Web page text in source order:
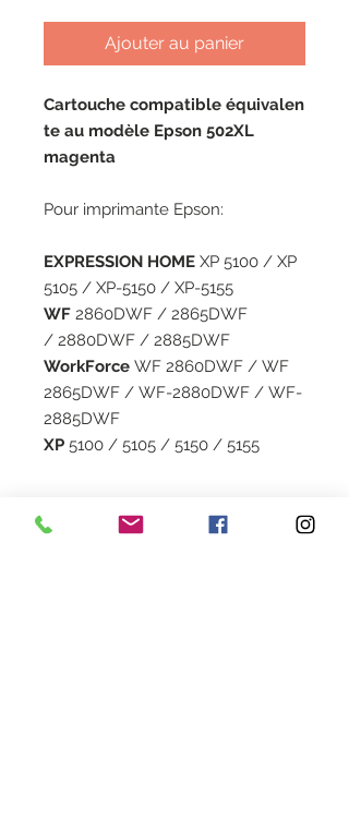
Ajouter au panier
Cartouche compatible équivalen
te au modèle Epson 502XL
magenta
Pour imprimante Epson:
EXPRESSION HOME XP 5100 / XP
5105 / XP-5150 / XP-5155
WF 2860DWF / 2865DWF
/ 2880DWF / 2885DWF
WorkForce WF 2860DWF / WF
2865DWF / WF-2880DWF / WF-
2885DWF
XP 5100 / 5105 / 5150 / 5155